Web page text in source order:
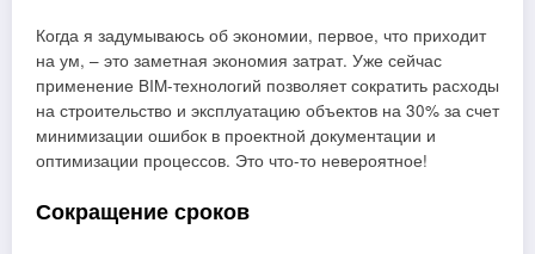
Когда я задумываюсь об экономии, первое, что приходит
на ум, – это заметная экономия затрат. Уже сейчас
применение BIM-технологий позволяет сократить расходы
на строительство и эксплуатацию объектов на 30% за счет
минимизации ошибок в проектной документации и
оптимизации процессов. Это что-то невероятное!
Сокращение сроков